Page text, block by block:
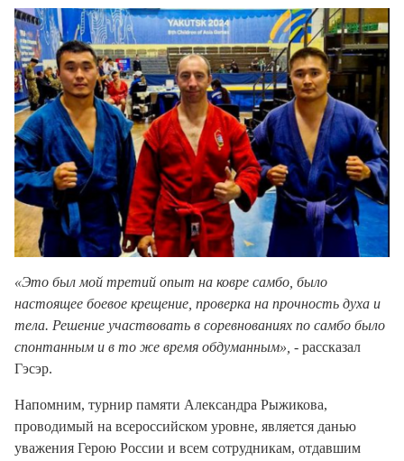
«Это был мой третий опыт на ковре самбо, было
настоящее боевое крещение, проверка на прочность духа и
тела. Решение участвовать в соревнованиях по самбо было
спонтанным и в то же время обдуманным», - рассказал
Гэсэр.
Напомним, турнир памяти Александра Рыжикова,
проводимый на всероссийском уровне, является данью
уважения Герою России и всем сотрудникам, отдавшим